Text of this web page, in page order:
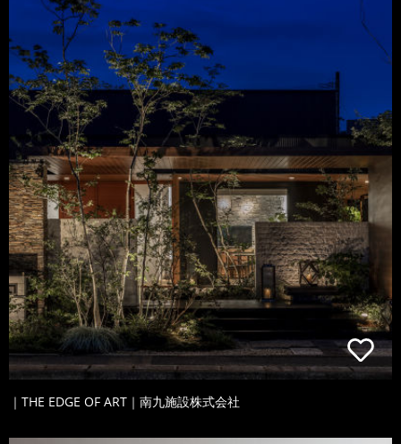
｜THE EDGE OF ART｜南九施設株式会社